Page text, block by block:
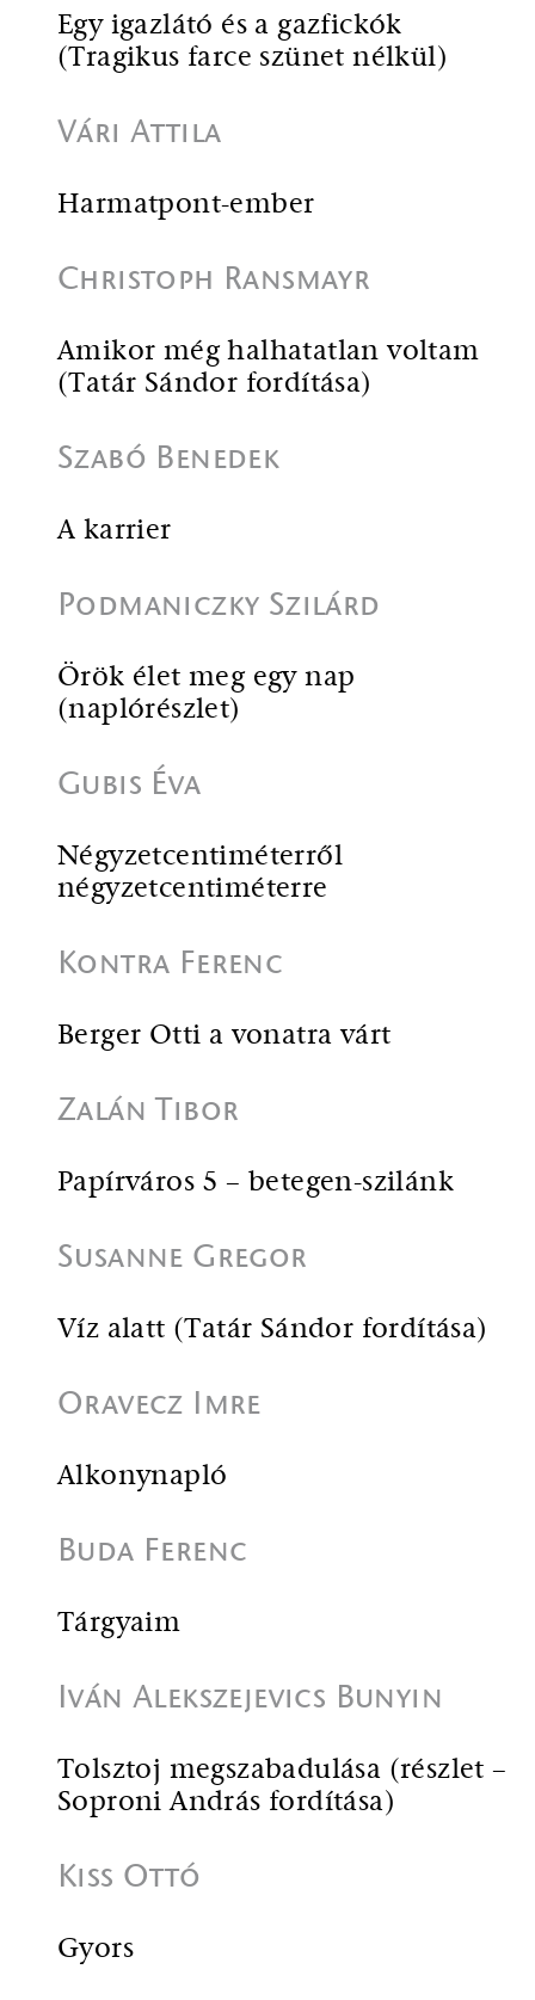
Egy igazlátó és a gazfickók
(Tragikus farce szünet nélkül)
Vári Attila
Harmatpont-ember
Christoph Ransmayr
Amikor még halhatatlan voltam
(Tatár Sándor fordítása)
Szabó Benedek
A karrier
Podmaniczky Szilárd
Örök élet meg egy nap
(naplórészlet)
Gubis Éva
Négyzetcentiméterről
négyzetcentiméterre
Kontra Ferenc
Berger Otti a vonatra várt
Zalán Tibor
Papírváros 5 – betegen-szilánk
Susanne Gregor
Víz alatt (Tatár Sándor fordítása)
Oravecz Imre
Alkonynapló
Buda Ferenc
Tárgyaim
Iván Alekszejevics Bunyin
Tolsztoj megszabadulása (részlet –
Soproni András fordítása)
Kiss Ottó
Gyors